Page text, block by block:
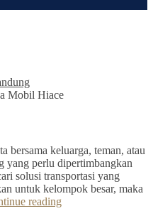
Mobil Hiace
bersama keluarga, teman, atau
yang perlu dipertimbangkan
solusi transportasi yang
untuk kelompok besar, maka
reading